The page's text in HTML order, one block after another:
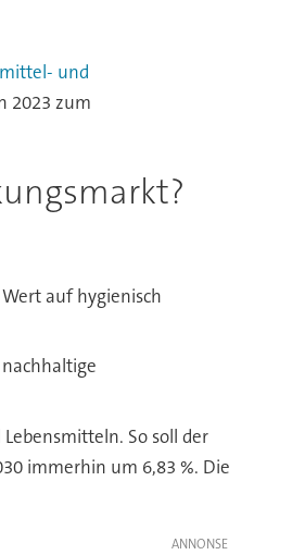
und
2023 zum
auf hygienisch
So soll der
immerhin um 6,83 %. Die